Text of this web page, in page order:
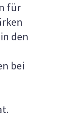
für
den
bei